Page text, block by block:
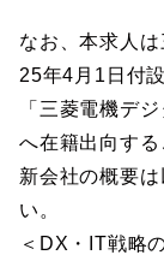
なお、本求人は
25年4月1日付
「三菱電機デ
へ在籍出向する
新会社の概要
い。
＜DX・IT戦略